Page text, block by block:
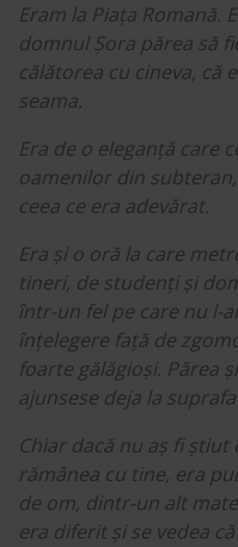
Eram la Piața Romană.
domnul Șora părea să
călătorea cu cineva, că
seama.
Era de o eleganță care
oamenilor din
ceea ce era adevărat.
Era și o oră la care
tineri, de studenți și
într-un fel pe care nu l-
înțelegere față de
foarte gălăgioși. Părea
ajunsese deja la
Chiar dacă nu aș fi
rămânea cu tine, era
de om, dintr-un alt
era diferit și se vedea